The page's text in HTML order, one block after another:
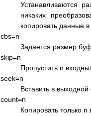
Устанавливаются
никаких
копировать данные в
cbs=n
Задается размер
skip=n
Пропустить n
seek=n
Вставить в
count=n
Копировать только n